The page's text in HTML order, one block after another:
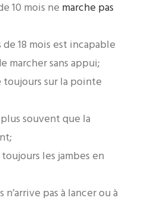
10 mois ne marche pas
18 mois est incapable
marcher sans appui;
sur la pointe
souvent que la
les jambes en
pas à lancer ou à